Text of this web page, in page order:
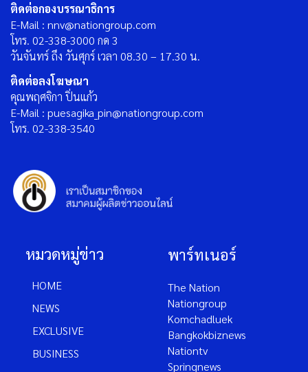
ติดต่อกองบรรณาธิการ
E-Mail : nnv@nationgroup.com
โทร. 02-338-3000 กด 3
วันจันทร์ ถึง วันศุกร์ เวลา 08.30 – 17.30 น.
ติดต่อลงโฆษณา
คุณพฤศจิกา ปิ่นแก้ว
E-Mail : puesagika_pin@nationgroup.com
โทร. 02-338-3540
หมวดหมู่ข่าว
HOME
NEWS
EXCLUSIVE
BUSINESS
พาร์ทเนอร์
The Nation
Nationgroup
Komchadluek
Bangkokbiznews
Nationtv
Springnews